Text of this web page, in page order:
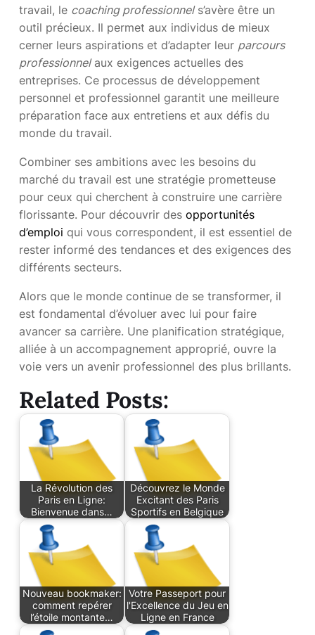
travail, le coaching professionnels’avère être un
outil précieux. Il permet aux individus de mieux
cerner leurs aspirations et d’adapter leur parcours
professionnelaux exigences actuelles des
entreprises. Ce processus de développement
personnel et professionnel garantit une meilleure
préparation face aux entretiens et aux défis du
monde du travail.
Combiner ses ambitions avec les besoins du
marché du travail est une stratégie prometteuse
pour ceux qui cherchent à construire une carrière
florissante. Pour découvrir des opportunités
d’emploi qui vous correspondent, il est essentiel de
rester informé des tendances et des exigences des
différents secteurs.
Alors que le monde continue de se transformer, il
est fondamental d’évoluer avec lui pour faire
avancer sa carrière. Une planification stratégique,
alliée à un accompagnement approprié, ouvre la
voie vers un avenir professionnel des plus brillants.
Related Posts:
La Révolution des
Paris en Ligne:
Bienvenue dans…
Découvrez le Monde
Excitant des Paris
Sportifs en Belgique
Nouveau bookmaker:
comment repérer
l’étoile montante…
Votre Passeport pour
l'Excellence du Jeu en
Ligne en France